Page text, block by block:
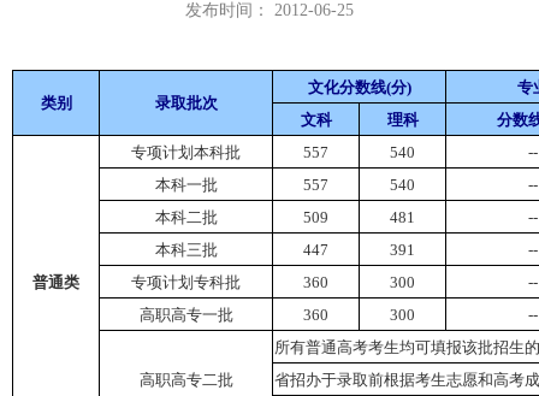
发布时间： 2012-06-25
类别 录取批次
文化分数线(分)
专
文科
理科 分数
普通类
专项计划本科批 557 540
--
本科一批
557 540
--
本科二批
509 481
--
本科三批
447 391
--
专项计划专科批
360 300
--
高职高专一批
360 300 --
高职高专二批
所有普通高考考生均可填报该批招生
省招办于录取前根据考生志愿和高考